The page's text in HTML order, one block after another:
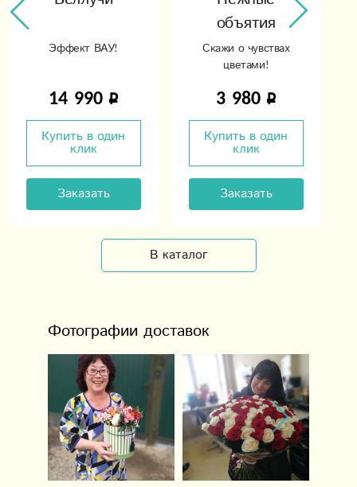
Эффект ВАУ!
14 990
Купить в один
клик
Заказать
объятия
Скажи о чувствах
цветами!
3 980
Купить в один
клик
Заказать
В каталог
Фотографии доставок